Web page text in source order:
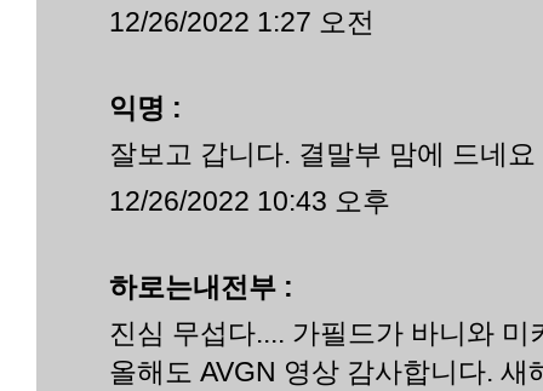
12/26/2022 1:27 오전
익명 :
잘보고 갑니다. 결말부 맘에 드네요
12/26/2022 10:43 오후
하로는내전부 :
진심 무섭다.... 가필드가 바니와
올해도 AVGN 영상 감사합니다. 새